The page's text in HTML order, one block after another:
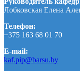
Лобковская Елена
Телефон:
+375 163 68 01 70
E-mail:
kaf.pip@barsu.by